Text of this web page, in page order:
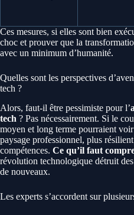
Ces mesures, si elles sont bien
choc et prouver que la
avec un minimum d’humanité.
Quelles sont les perspectives
tech ?
Alors, faut-il être pessimiste pour l’
tech ? Pas nécessairement. Si le
moyen et long terme pourraient
paysage professionnel, plus
compétences. Ce qu’il faut
révolution technologique détruit
de nouveaux.
Les experts s’accordent sur